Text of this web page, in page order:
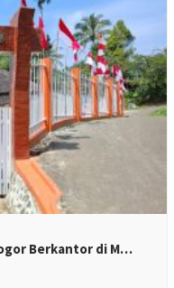
Berkantor di M…